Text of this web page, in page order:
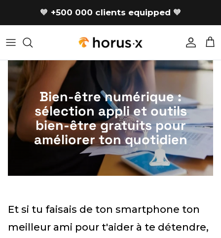
🧡 +500 000 clients equipped 🧡
Account
Bien-être numérique :
sélection appli et outils
bien-être gratuits pour
améliorer ton quotidien
Et si tu faisais de ton smartphone ton
meilleur ami pour t'aider à te détendre,